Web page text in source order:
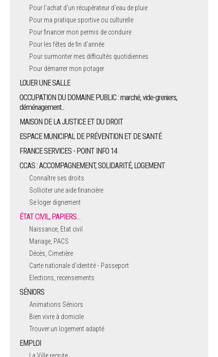
Pour l'achat d’un récupérateur d’eau de pluie
Pour ma pratique sportive ou culturelle
Pour financer mon permis de conduire
Pour les fêtes de fin d'année
Pour surmonter mes difficultés quotidiennes
Pour démarrer mon potager
LOUER UNE SALLE
OCCUPATION DU DOMAINE PUBLIC : marché, vide-greniers,
déménagement...
MAISON DE LA JUSTICE ET DU DROIT
ESPACE MUNICIPAL DE PRÉVENTION ET DE SANTÉ
FRANCE SERVICES - POINT INFO 14
CCAS : ACCOMPAGNEMENT, SOLIDARITÉ, LOGEMENT
Connaître ses droits
Solliciter une aide financière
Se loger dignement
ÉTAT CIVIL, PAPIERS…
Naissance, Etat civil
Mariage, PACS
Décès, Cimetière
Carte nationale d'identité - Passeport
Elections, recensements
SÉNIORS
Animations Séniors
Bien vivre à domicile
Trouver un logement adapté
EMPLOI